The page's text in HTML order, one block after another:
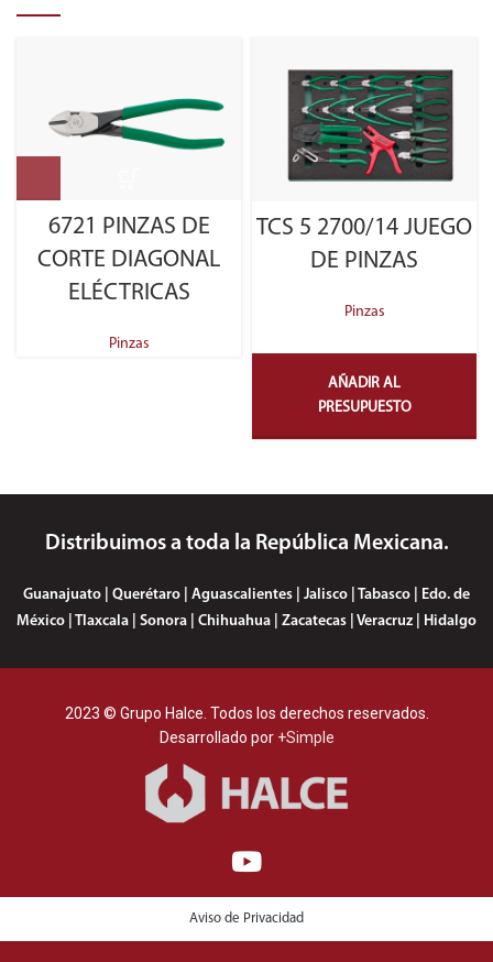
6721 PINZAS DE
CORTE DIAGONAL
ELÉCTRICAS
Pinzas
TCS 5 2700/14 JUEGO
DE PINZAS
Pinzas
AÑADIR AL
PRESUPUESTO
Distribuimos a toda la República Mexicana.
Guanajuato | Querétaro | Aguascalientes | Jalisco | Tabasco | Edo. de
México | Tlaxcala | Sonora | Chihuahua | Zacatecas | Veracruz | Hidalgo
2023 © Grupo Halce. Todos los derechos reservados.
Desarrollado por +Simple
Aviso de Privacidad